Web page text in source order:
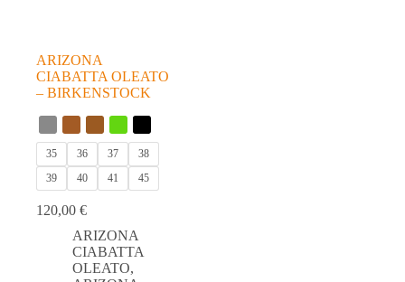
ARIZONA
CIABATTA OLEATO
– BIRKENSTOCK
35 36 37
38
39
40 41 45
120,00 €
ARIZONA
CIABATTA
OLEATO,